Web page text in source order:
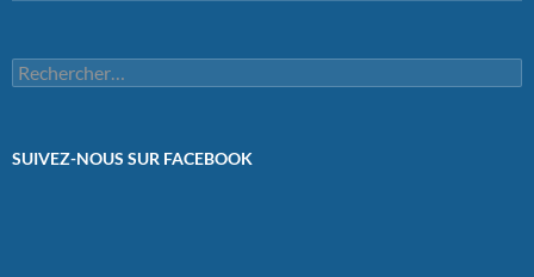
Rechercher :
SUIVEZ-NOUS SUR FACEBOOK